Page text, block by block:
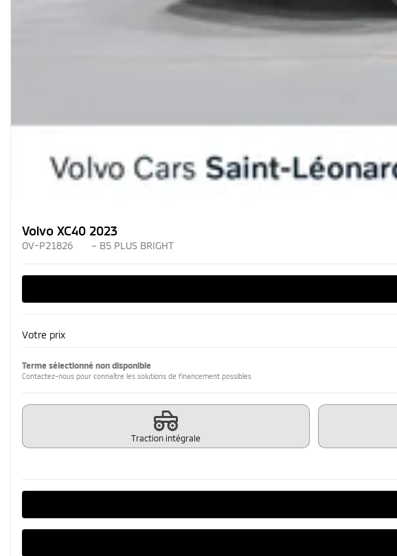
Volvo XC40 2023
OV-P21826 – B5 PLUS BRIGHT
Votre prix
Terme sélectionné non disponible
Contactez-nous pour connaître les solutions de financement possibles
Traction intégrale